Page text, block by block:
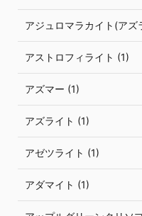
アジュロマラカイト(アズ
アストロフィライト (1)
アズマー (1)
アズライト (1)
アゼツライト (1)
アダマイト (1)